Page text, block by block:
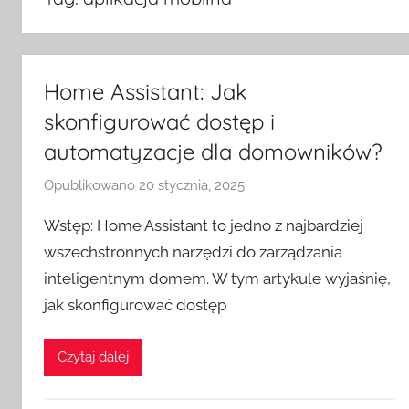
Home Assistant: Jak
skonfigurować dostęp i
automatyzacje dla domowników?
Opublikowano 20 stycznia, 2025
z
e
z
Wstęp: Home Assistant to jedno z najbardziej
wszechstronnych narzędzi do zarządzania
inteligentnym domem. W tym artykule wyjaśnię,
jak skonfigurować dostęp
Czytaj dalej